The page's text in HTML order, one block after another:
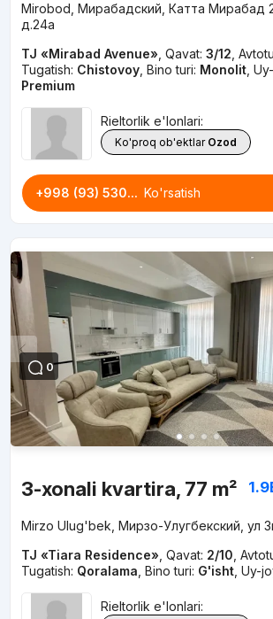
Mirobod, Мирабадский, Катта Мирабад
д.24a
TJ «Mirabad Avenue» Qavat: 3/12
Tugatish: Chistovoy, Bino turi: Monolit,
Premium
Rieltorlik e'lonlari:
Ko'proq ob'ektlar Ozod
+998 (93) 530... Ko'rsatish
0
3-xonali kvartira, 77 m²
Mirzo Ulug'bek, Мирзо-Улугбекский, ул
TJ «Tiara Residence» Qavat: 2/10
Tugatish: Qoralama Bino turi: G'isht, Uy-
Rieltorlik e'lonlari: